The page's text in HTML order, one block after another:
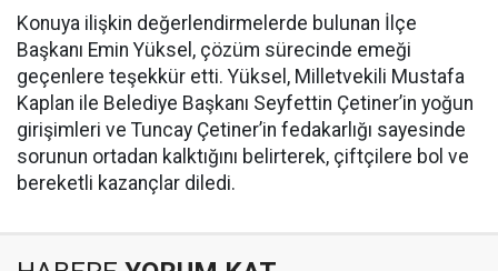
Konuya ilişkin değerlendirmelerde bulunan İlçe
Başkanı Emin Yüksel, çözüm sürecinde emeği
geçenlere teşekkür etti. Yüksel, Milletvekili Mustafa
Kaplan ile Belediye Başkanı Seyfettin Çetiner’in yoğun
girişimleri ve Tuncay Çetiner’in fedakarlığı sayesinde
sorunun ortadan kalktığını belirterek, çiftçilere bol ve
bereketli kazançlar diledi.